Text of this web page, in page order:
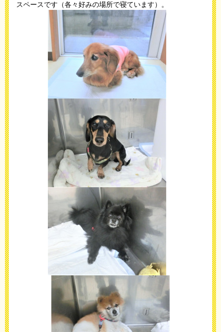
スペースです（各々好みの場所で寝ています）。